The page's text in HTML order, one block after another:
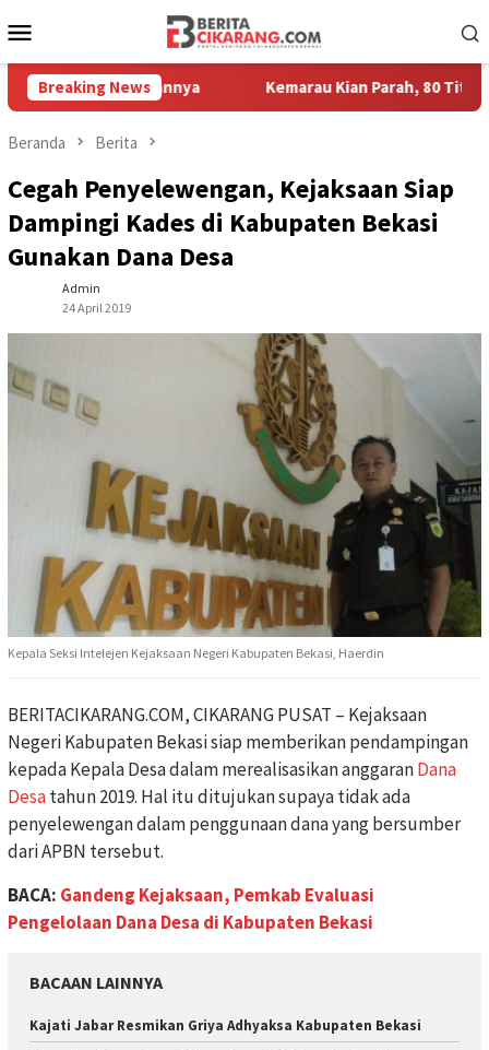
ke
Mobile
Breaking News Kemarau Kian Parah, 80 Titik di
Beranda Berita
Cegah Penyelewengan, Kejaksaan Siap
Dampingi Kades di Kabupaten Bekasi
Gunakan Dana Desa
Admin
24 April 2019
Kepala Seksi Intelejen Kejaksaan Negeri Kabupaten Bekasi, Haerdin
BERITACIKARANG.COM, CIKARANG PUSAT – Kejaksaan
Negeri Kabupaten Bekasi siap memberikan pendampingan
kepada Kepala Desa dalam merealisasikan anggaranDana
Desatahun 2019. Hal itu ditujukan supaya tidak ada
penyelewengan dalam penggunaan dana yang bersumber
dari APBN tersebut.
BACA: Gandeng Kejaksaan, Pemkab Evaluasi
Pengelolaan Dana Desa di Kabupaten Bekasi
BACAAN LAINNYA
Kajati Jabar Resmikan Griya Adhyaksa Kabupaten Bekasi